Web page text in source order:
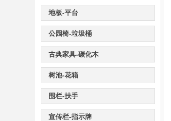
地板-平台
公园椅-垃圾桶
古典家具-碳化木
树池-花箱
围栏-扶手
宣传栏-指示牌